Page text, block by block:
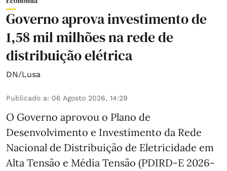
Governo aprova investimento de
1,58 mil milhões na rede de
distribuição elétrica
DN/Lusa
Publicado a: 06 Agosto 2026, 14:29
O Governo aprovou o Plano de
Desenvolvimento e Investimento da Rede
Nacional de Distribuição de Eletricidade em
Alta Tensão e Média Tensão (PDIRD-E 2026-